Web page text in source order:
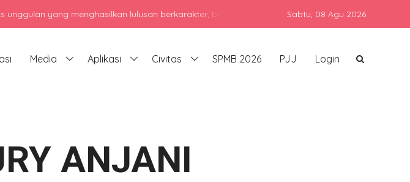
yang menghasilkan lulusan berkarakter, berprestasi, dan siap bersaing di era global dengan
Sabtu, 08 Agu 2026
Media Aplikasi Civitas SPMB 2026 PJJ Login
ANJANI